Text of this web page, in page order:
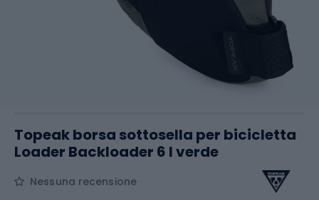
Topeak borsa sottosella per bicicletta
Loader Backloader 6 l verde
Nessuna recensione